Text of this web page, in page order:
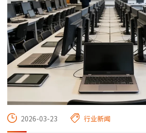
2026-03-23 行业新闻